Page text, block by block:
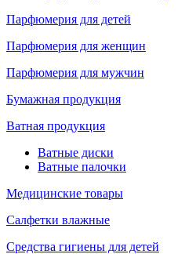
Парфюмерия для детей
Парфюмерия для женщин
Парфюмерия для мужчин
Бумажная продукция
Ватная продукция
Ватные диски
Ватные палочки
Медицинские товары
Салфетки влажные
Средства гигиены для детей